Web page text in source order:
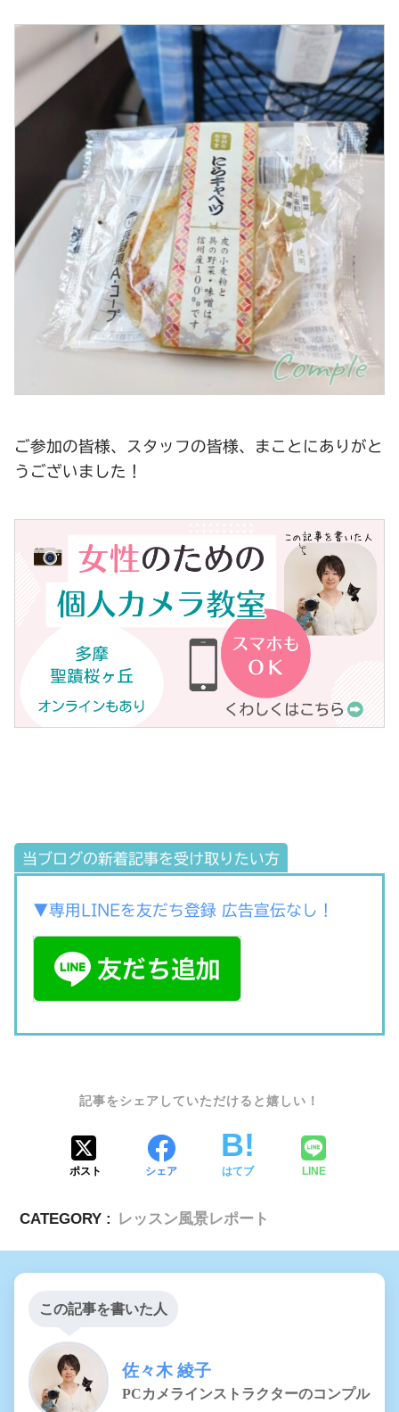
ご参加の皆様、スタッフの皆様、まことにありがと
うございました！
当ブログの新着記事を受け取りたい方
▼専用LINEを友だち登録 広告宣伝なし！
ポスト シェア はてブ LINE
CATEGORY : レッスン風景レポート
この記事を書いた人
佐々木 綾子
PCカメラインストラクターのコンプル